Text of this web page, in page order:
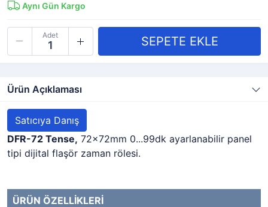
Aynı Gün Kargo
Adet
Ürün Açıklaması
Satıcıya Danış
DFR-72 Tense, 72x72mm 0...99dk ayarlanabilir panel
tipi dijital flaşör zaman rölesi.
ÜRÜN ÖZELLİKLERİ